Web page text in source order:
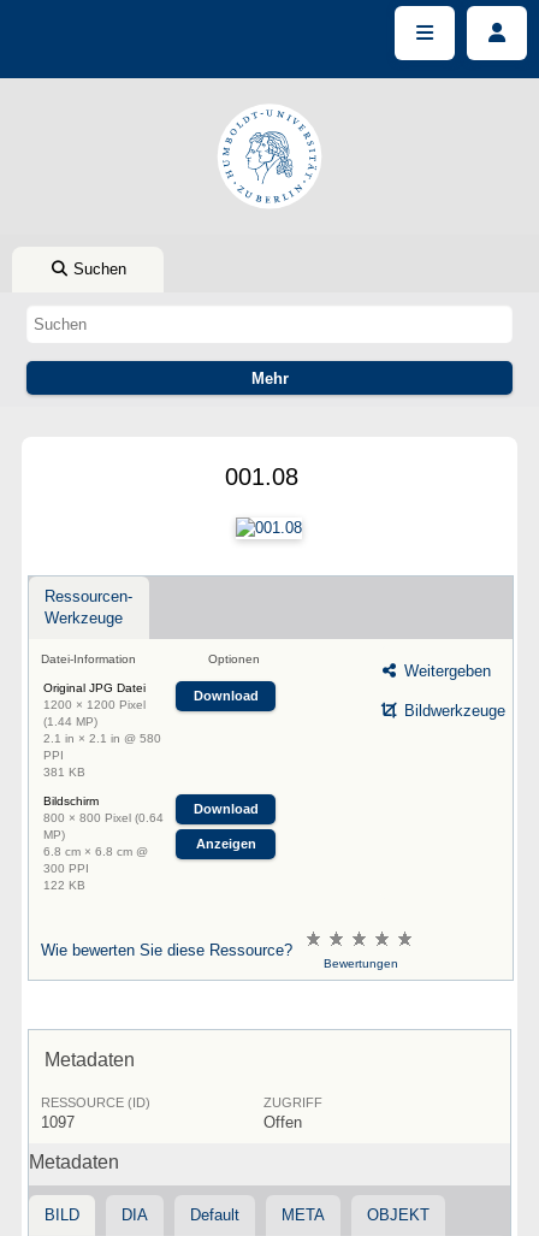
Suchen
001.08
Ressourcen-
Werkzeuge
Datei-Information Optionen
Original JPG Datei
1200 × 1200 Pixel
(1.44 MP)
2.1 in × 2.1 in @ 580
PPI
381 KB
Download
Bildschirm
800 × 800 Pixel (0.64
MP)
6.8 cm × 6.8 cm @
300 PPI
122 KB
Download
Anzeigen
Weitergeben
Bildwerkzeuge
Wie bewerten Sie diese Ressource?
Bewertungen
Metadaten
RESSOURCE (ID)
1097
ZUGRIFF
Offen
Metadaten
BILD DIA Default META OBJEKT